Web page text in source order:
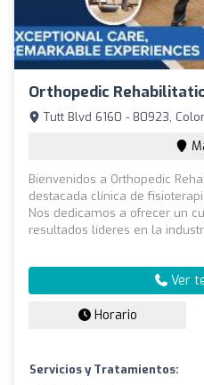
Orthopedic
Tutt Blvd 6160 - 80923,
Bienvenidos a Orthopedic
destacada clínica de
Nos dedicamos a ofrecer un
resultados líderes en la
Ver
Horario
Servicios y Tratamientos: